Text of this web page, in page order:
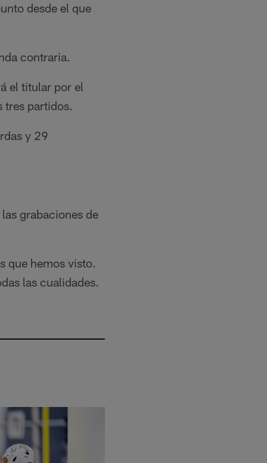
desde el que
contraria.
el titular por el
tres partidos.
y 29
grabaciones de
que hemos visto.
las cualidades.